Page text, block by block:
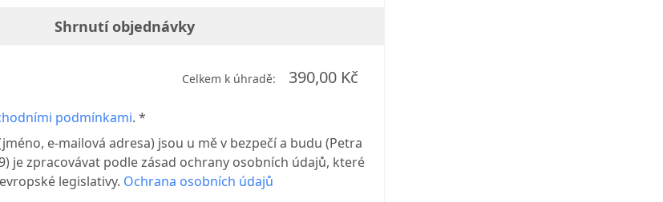
Shrnutí objednávky
Celkem k úhradě: 390,00 Kč
podmínkami. *
e-mailová adresa) jsou u mě v bezpečí a budu (Petra
je zpracovávat podle zásad ochrany osobních údajů, které
legislativy. Ochrana osobních údajů